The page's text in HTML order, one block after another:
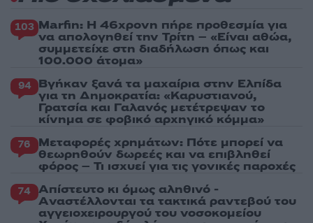
103 Marfin: Η 46χρονη πήρε προθεσμία για
να απολογηθεί την Τρίτη – «Είναι αθώα,
συμμετείχε στη διαδήλωση όπως και
100.000 άτομα»
94 Βγήκαν ξανά τα μαχαίρια στην Ελπίδα
για τη Δημοκρατία: «Καρυστιανού,
Γρατσία και Γαλανός μετέτρεψαν το
κίνημα σε φοβικό αρχηγικό κόμμα»
76 Μεταφορές χρημάτων: Πότε μπορεί να
θεωρηθούν δωρεές και να επιβληθεί
φόρος – Τι ισχυεί για τις γονικές παροχές
74 Απίστευτο κι όμως αληθινό -
Aναστέλλονται τα τακτικά ραντεβού του
αγγειοχειρουργού του νοσοκομείου